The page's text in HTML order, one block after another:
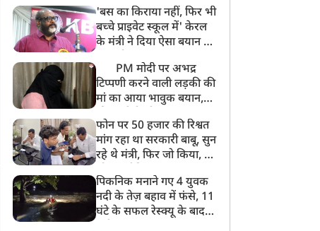
'बस का किराया नहीं, फिर भी
बच्चे प्राइवेट स्कूल में' केरल
के मंत्री ने दिया ऐसा बयान की
PM मोदी पर अभद्र
टिप्पणी करने वाली लड़की की
मां का आया भावुक बयान,
बेटी को गोद लें प्रधानमंत्री
फोन पर 50 हजार की रिश्वत
मांग रहा था सरकारी बाबू, सुन
रहे थे मंत्री, फिर जो किया, वो
पिकनिक मनाने गए 4 युवक
नदी के तेज़ बहाव में फंसे, 11
घंटे के सफल रेस्क्यू के बाद